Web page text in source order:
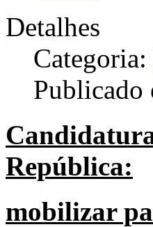
Detalhes
Categoria:
Publicado
República:
mobilizar